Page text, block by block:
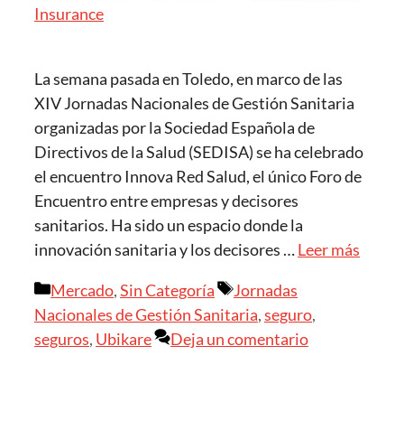
Insurance
La semana pasada en Toledo, en marco de las
XIV Jornadas Nacionales de Gestión Sanitaria
organizadas por la Sociedad Española de
Directivos de la Salud (SEDISA) se ha celebrado
el encuentro Innova Red Salud, el único Foro de
Encuentro entre empresas y decisores
sanitarios. Ha sido un espacio donde la
innovación sanitaria y los decisores …Leer más
Mercado,Sin Categoría
Jornadas
Nacionales de Gestión Sanitaria,seguro,
seguros, Ubikare Deja un comentario